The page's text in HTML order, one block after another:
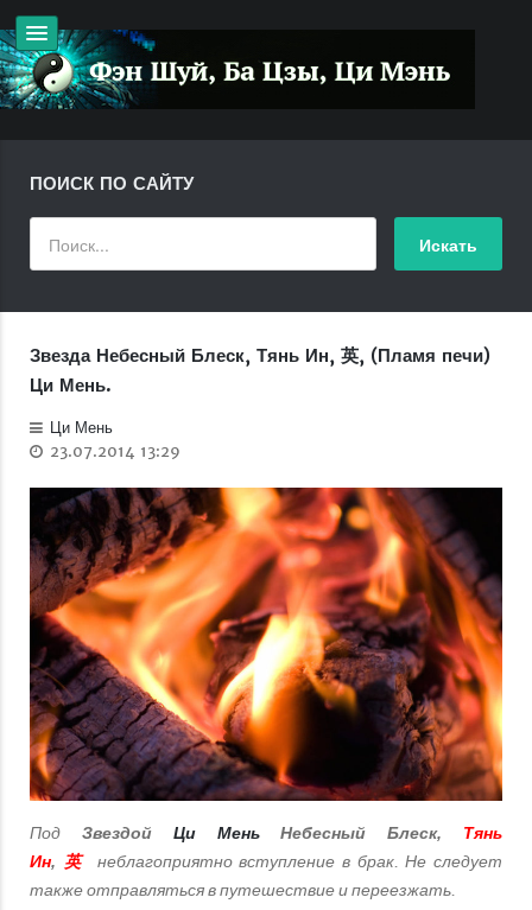
ПОИСК ПО САЙТУ
Звезда Небесный Блеск, Тянь Ин, 英, (Пламя печи)
Ци Мень.
Ци Мень
23.07.2014 13:29
Под Звездой Ци МеньНебесный Блеск, Тянь
Ин, 英неблагоприятно вступление в брак. Не следует
также отправляться в путешествие и переезжать.